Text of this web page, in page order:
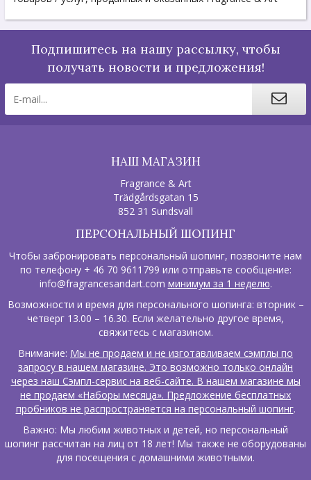
Подпишитесь на нашу рассылку, чтобы
получать новости и предложения!
НАШ МАГАЗИН
Fragrance & Art
Trädgårdsgatan 15
852 31 Sundsvall
ПЕРСОНАЛЬНЫЙ ШОПИНГ
Чтобы забронировать персональный шопинг, позвоните нам
по телефону + 46 70 9611799 или отправьте сообщение:
info@fragrancesandart.com минимум за 1 неделю.
Возможности и время для персонального шопинга: вторник –
четверг 13.00 – 16.30. Если желательно другое время,
свяжитесь с магазином.
Внимание: Мы не продаем и не изготавливаем сэмплы по
запросу в нашем магазине. Это возможно только онлайн
через наш Сэмпл-сервис на веб-сайте. В нашем магазине мы
не продаем «Наборы месяца». Предложение бесплатных
пробников не распространяется на персональный шопинг.
Важно: Мы любим животных и детей, но персональный
шопинг рассчитан на лиц от 18 лет! Мы также не оборудованы
для посещения с домашними животными.